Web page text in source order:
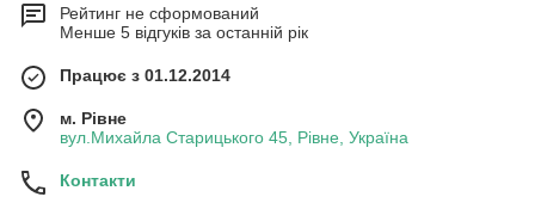
Рейтинг не сформований
Менше 5 відгуків за останній рік
Працює з 01.12.2014
м. Рівне
вул.Михайла Старицького 45, Рівне, Україна
Контакти